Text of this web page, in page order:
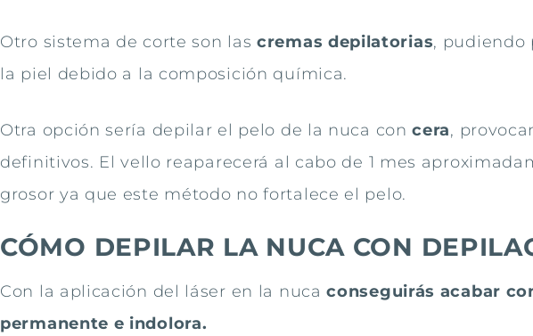
Otro sistema de corte son las cremas depilatorias, pudiendo
la piel debido a la composición química.
Otra opción sería depilar el pelo de la nuca con cera,
definitivos. El vello reaparecerá al cabo de 1 mes
grosor ya que este método no fortalece el pelo.
CÓMO DEPILAR LA NUCA CON
Con la aplicación del láser en la nucaconseguirás acabar
permanente e indolora.